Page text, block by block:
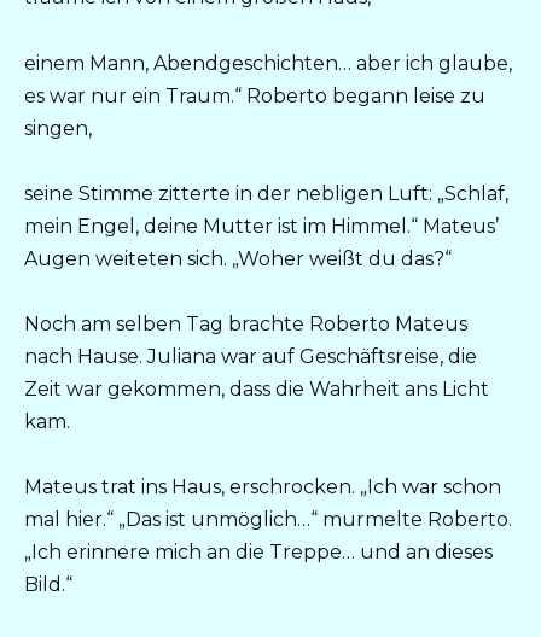
einem Mann, Abendgeschichten… aber ich glaube,
es war nur ein Traum.“ Roberto begann leise zu
singen,
seine Stimme zitterte in der nebligen Luft: „Schlaf,
mein Engel, deine Mutter ist im Himmel.“ Mateus’
Augen weiteten sich. „Woher weißt du das?“
Noch am selben Tag brachte Roberto Mateus
nach Hause. Juliana war auf Geschäftsreise, die
Zeit war gekommen, dass die Wahrheit ans Licht
kam.
Mateus trat ins Haus, erschrocken. „Ich war schon
mal hier.“ „Das ist unmöglich…“ murmelte Roberto.
„Ich erinnere mich an die Treppe… und an dieses
Bild.“